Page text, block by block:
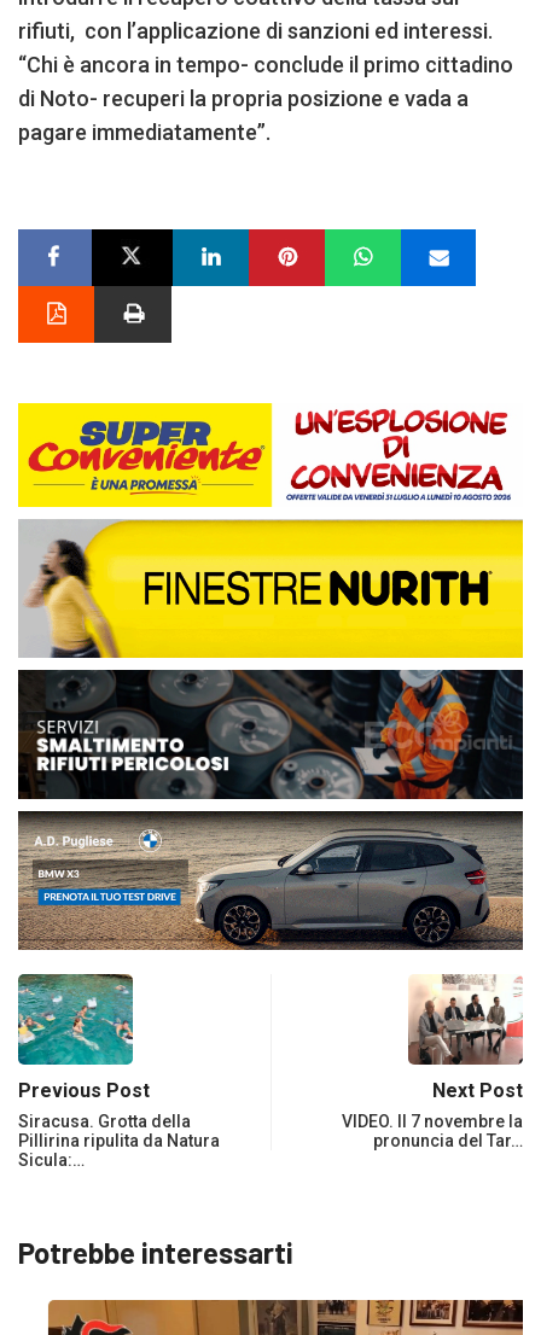
rifiuti, con l’applicazione di sanzioni ed interessi.
“Chi è ancora in tempo- conclude il primo cittadino
di Noto- recuperi la propria posizione e vada a
pagare immediatamente”.
Previous Post
Siracusa. Grotta della
Pillirina ripulita da Natura
Sicula:…
Next Post
VIDEO. Il 7 novembre la
pronuncia del Tar…
Potrebbe interessarti